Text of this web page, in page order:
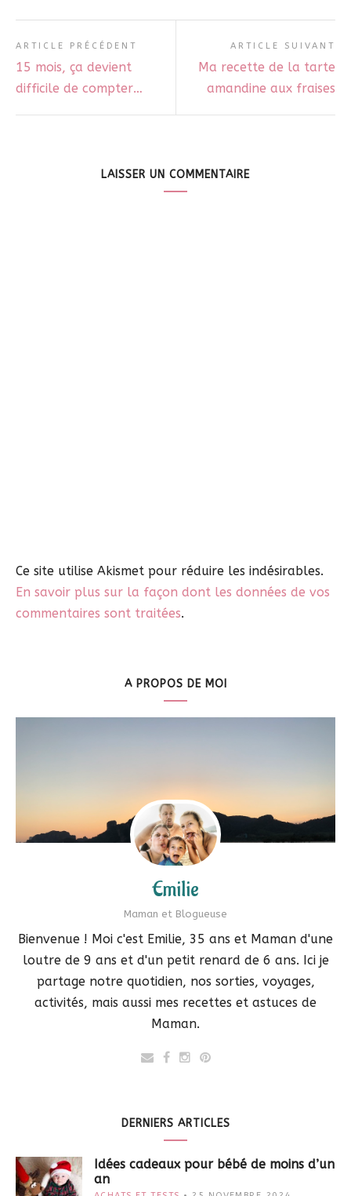
ARTICLE PRÉCÉDENT
15 mois, ça devient
difficile de compter…
ARTICLE SUIVANT
Ma recette de la tarte
amandine aux fraises
LAISSER UN COMMENTAIRE
Ce site utilise Akismet pour réduire les indésirables.
En savoir plus sur la façon dont les données de vos
commentaires sont traitées.
A PROPOS DE MOI
Emilie
Maman et Blogueuse
Bienvenue ! Moi c'est Emilie, 35 ans et Maman d'une
loutre de 9 ans et d'un petit renard de 6 ans. Ici je
partage notre quotidien, nos sorties, voyages,
activités, mais aussi mes recettes et astuces de
Maman.
DERNIERS ARTICLES
Idées cadeaux pour bébé de moins d’un
an